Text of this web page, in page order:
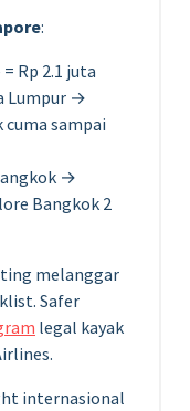
:
Rp 2.1 juta
Lumpur →
cuma sampai
→
Bangkok 2
melanggar
Safer
legal kayak
internasional